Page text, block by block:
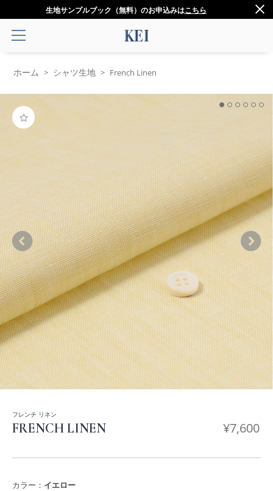
生地サンプルブック（無料）のお申込みはこちら
ホーム > シャツ生地 > French Linen
フレンチ リネン
FRENCH LINEN ¥7,600
カラー： イエロー